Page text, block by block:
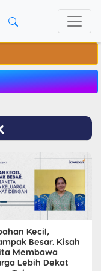
Kecil,
Besar. Kisah
Membawa
Lebih Dekat